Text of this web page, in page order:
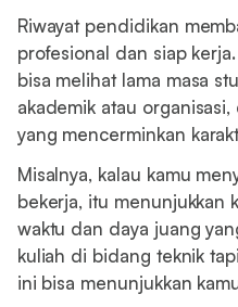
Riwayat pendidikan
profesional dan siap
bisa melihat lama masa
akademik atau
yang mencerminkan
Misalnya, kalau kamu
bekerja, itu menunjukkan
waktu dan daya juang
kuliah di bidang teknik
ini bisa menunjukkan